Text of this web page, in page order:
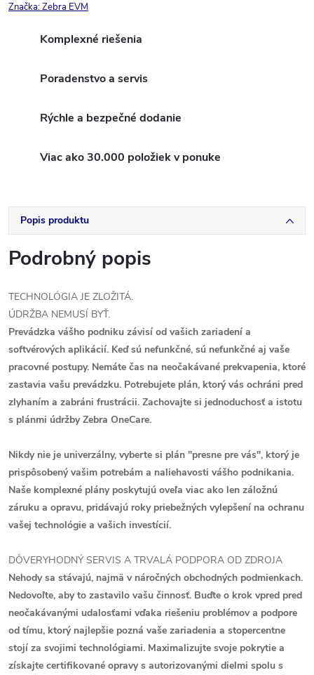
Značka:Zebra EVM
Komplexné riešenia
Poradenstvo a servis
Rýchle a bezpečné dodanie
Viac ako 30.000 položiek v ponuke
Popis produktu
Podrobný popis
TECHNOLÓGIA JE ZLOŽITÁ.
ÚDRŽBA NEMUSÍ BYŤ.
Prevádzka vášho podniku závisí od vašich zariadení a
softvérových aplikácií. Keď sú nefunkčné, sú nefunkčné aj vaše
pracovné postupy. Nemáte čas na neočakávané prekvapenia, ktoré
zastavia vašu prevádzku. Potrebujete plán, ktorý vás ochráni pred
zlyhaním a zabráni frustrácii. Zachovajte si jednoduchosť a istotu
s plánmi údržby Zebra OneCare.
Nikdy nie je univerzálny, vyberte si plán "presne pre vás", ktorý je
prispôsobený vašim potrebám a naliehavosti vášho podnikania.
Naše komplexné plány poskytujú oveľa viac ako len záložnú
záruku a opravu, pridávajú roky priebežných vylepšení na ochranu
vašej technológie a vašich investícií.
DÔVERYHODNÝ SERVIS A TRVALÁ PODPORA OD ZDROJA
Nehody sa stávajú, najmä v náročných obchodných podmienkach.
Nedovoľte, aby to zastavilo vašu činnosť. Buďte o krok vpred pred
neočakávanými udalosťami vďaka riešeniu problémov a podpore
od tímu, ktorý najlepšie pozná vaše zariadenia a stopercentne
stojí za svojimi technológiami. Maximalizujte svoje pokrytie a
získajte certifikované opravy s autorizovanými dielmi spolu s